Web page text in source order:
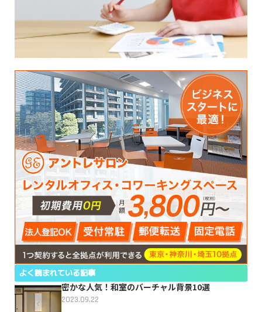
よく読まれている記事
密かな人気！和室のバーチャル背景10選
2023.09.22